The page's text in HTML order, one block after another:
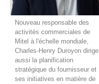
Nouveau responsable des
activités commerciales de
Mitel à l'échelle mondiale,
Charles-Henry Duroyon dirige
aussi la planification
stratégique du fournisseur et
ses initiatives en matière de